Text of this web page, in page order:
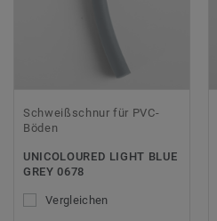
Schweißschnur für PVC-
Böden
UNICOLOURED LIGHT BLUE
GREY 0678
Vergleichen